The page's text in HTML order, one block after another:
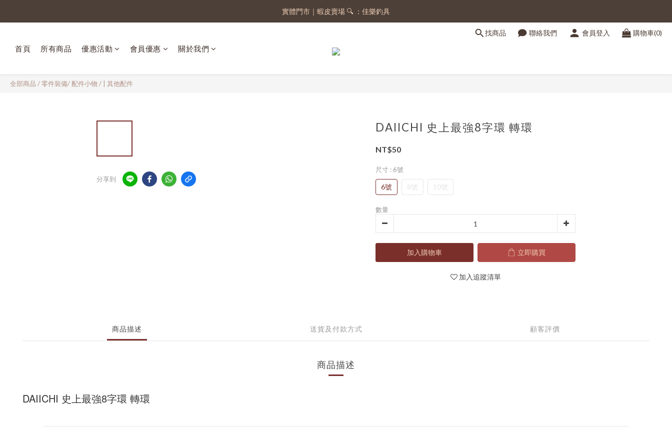
註冊會員，送 50 元購物金
實體門市｜蝦皮賣場 🔍 ：佳樂釣具
找商品 聯絡我們 會員登入 購物車(0)
首頁 所有商品 優惠活動 會員優惠 關於我們
全部商品 /零件裝備/ 配件小物 / | 其他配件
分享到
DAIICHI 史上最強8字環 轉環
NT$50
尺寸 : 6號
6號 8號 10號
數量
加入購物車 立即購買
加入追蹤清單
商品描述 送貨及付款方式 顧客評價
商品描述
DAIICHI 史上最強8字環 轉環